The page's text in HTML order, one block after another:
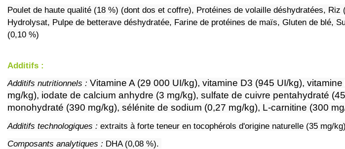
Poulet de haute qualité (18 %) (dont dos et coffre), Protéines de volaille déshydratées,
Hydrolysat, Pulpe de betterave déshydratée, Farine de protéines de maïs, Gluten de
(0,10 %)
Additifs :
Additifs nutritionnels : Vitamine A (29 000 UI/kg), vitamine D3 (945 UI/kg),
mg/kg), iodate de calcium anhydre (3 mg/kg), sulfate de cuivre pentahydraté
monohydraté (390 mg/kg), sélénite de sodium (0,27 mg/kg), L-carnitine (300
Additifs technologiques : extraits à forte teneur en tocophérols d'origine naturelle (35 mg/
Composants analytiques : DHA (0,08 %).